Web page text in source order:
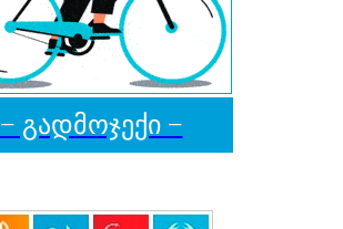
− გადმოჯექი −